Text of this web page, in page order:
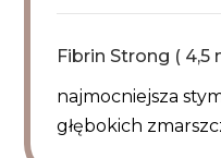
Fibrin Strong ( 4,5
najmocniejsza
głębokich